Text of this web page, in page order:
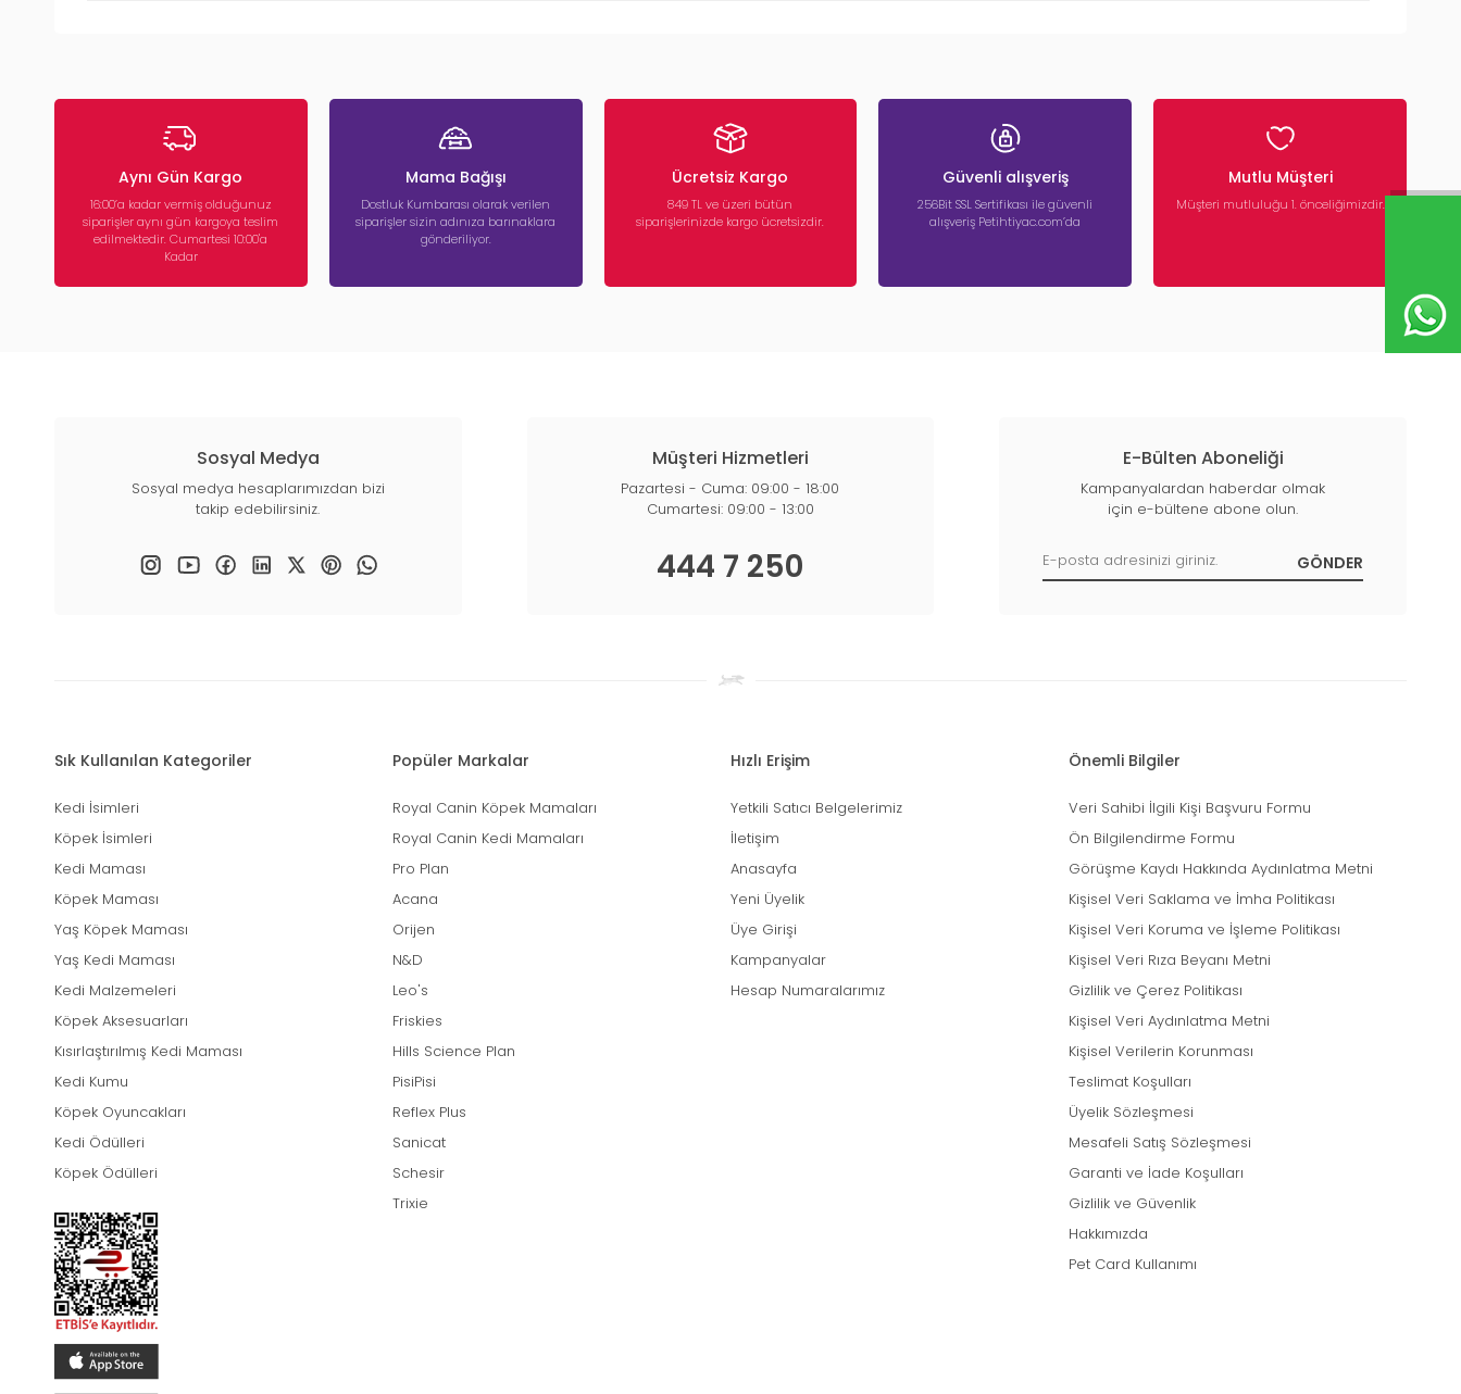
Aynı Gün Kargo
16:00’a kadar vermiş olduğunuz
siparişler aynı gün kargoya teslim
edilmektedir. Cumartesi 10:00'a
Kadar
Mama Bağışı
Dostluk Kumbarası olarak verilen
siparişler sizin adınıza barınaklara
gönderiliyor.
Ücretsiz Kargo
849 TL ve üzeri bütün
siparişlerinizde kargo ücretsizdir.
Güvenli alışveriş
256Bit SSL Sertifikası ile güvenli
alışveriş Petihtiyac.com’da
Mutlu Müşteri
Müşteri mutluluğu 1. önceliğimizdir.
Sosyal Medya
Sosyal medya hesaplarımızdan bizi
takip edebilirsiniz.
Müşteri Hizmetleri
Pazartesi - Cuma: 09:00 - 18:00
Cumartesi: 09:00 - 13:00
444 7 250
E-Bülten Aboneliği
Kampanyalardan haberdar olmak
için e-bültene abone olun.
Sık Kullanılan Kategoriler
Kedi İsimleri
Köpek İsimleri
Kedi Maması
Köpek Maması
Yaş Köpek Maması
Yaş Kedi Maması
Kedi Malzemeleri
Köpek Aksesuarları
Kısırlaştırılmış Kedi Maması
Kedi Kumu
Köpek Oyuncakları
Kedi Ödülleri
Köpek Ödülleri
Popüler Markalar
Royal Canin Köpek Mamaları
Royal Canin Kedi Mamaları
Pro Plan
Acana
Orijen
N&D
Leo's
Friskies
Hills Science Plan
PisiPisi
Reflex Plus
Sanicat
Schesir
Trixie
Hızlı Erişim
Yetkili Satıcı Belgelerimiz
İletişim
Anasayfa
Yeni Üyelik
Üye Girişi
Kampanyalar
Hesap Numaralarımız
Önemli Bilgiler
Veri Sahibi İlgili Kişi Başvuru Formu
Ön Bilgilendirme Formu
Görüşme Kaydı Hakkında Aydınlatma Metni
Kişisel Veri Saklama ve İmha Politikası
Kişisel Veri Koruma ve İşleme Politikası
Kişisel Veri Rıza Beyanı Metni
Gizlilik ve Çerez Politikası
Kişisel Veri Aydınlatma Metni
Kişisel Verilerin Korunması
Teslimat Koşulları
Üyelik Sözleşmesi
Mesafeli Satış Sözleşmesi
Garanti ve İade Koşulları
Gizlilik ve Güvenlik
Hakkımızda
Pet Card Kullanımı